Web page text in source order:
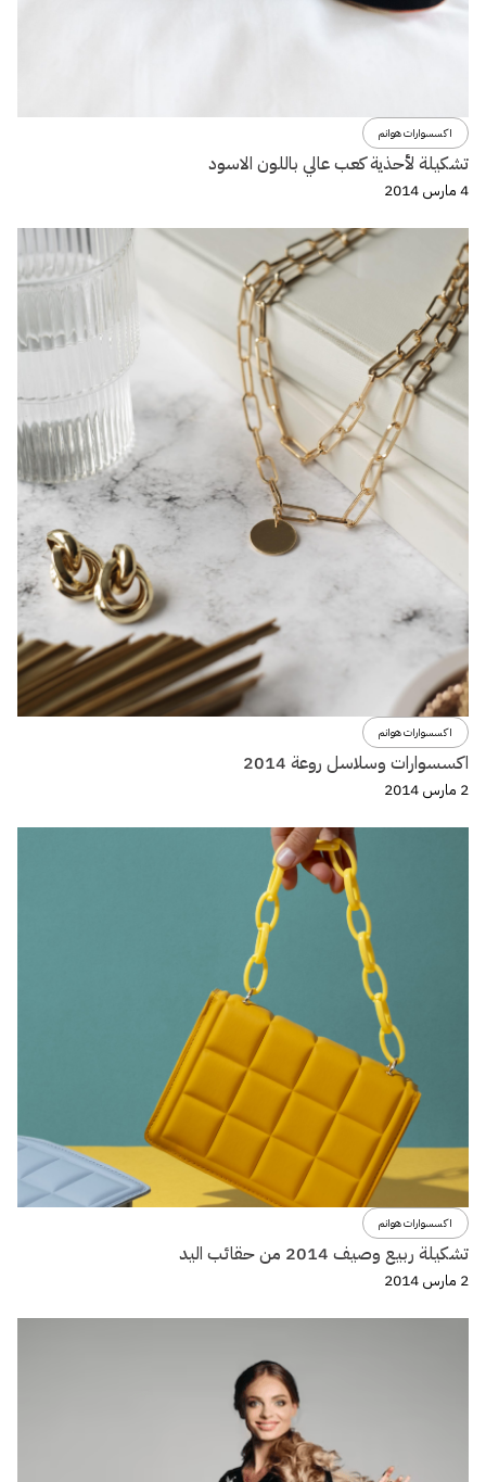
اكسسوارات هوانم
تشكيلة لأحذية كعب عالي باللون الاسود
4 مارس 2014
اكسسوارات هوانم
اكسسوارات وسلاسل روعة 2014
2 مارس 2014
اكسسوارات هوانم
تشكيلة ربيع وصيف 2014 من حقائب اليد
2 مارس 2014